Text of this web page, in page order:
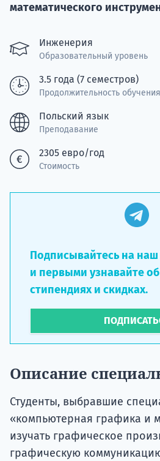
математического
Инженерия
Образовательный уровень
3.5 года (7 семестров)
Продолжительность обучения
Польский язык
Преподавание
2305 евро/год
Стоимость
Подписывайтесь на наш
и первыми узнавайте
стипендиях и скидках.
Описание
Студенты, выбравшие
«компьютерная графика и
изучать графическое
графическую